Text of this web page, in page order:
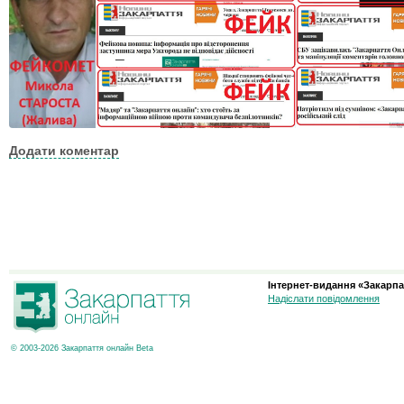
Додати коментар
© 2003-2026 Закарпаття онлайн Beta
Інтернет-видання
Надіслати повідомлення